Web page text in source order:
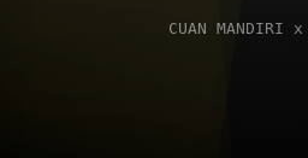
CUAN MANDIRI x